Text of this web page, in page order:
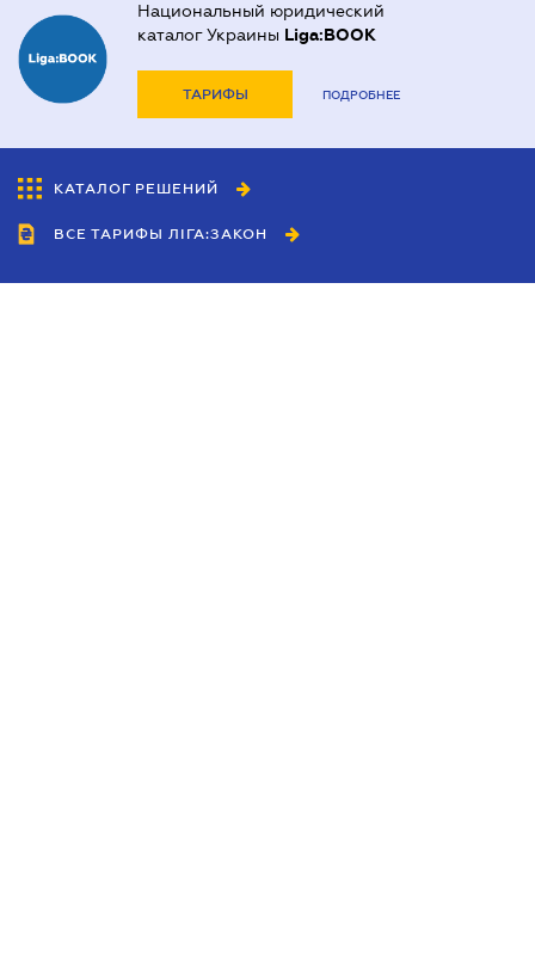
Национальный юридический
каталог Украины Liga:BOOK
ТАРИФЫ ПОДРОБНЕЕ
КАТАЛОГ РЕШЕНИЙ
ВСЕ ТАРИФЫ ЛІГА:ЗАКОН